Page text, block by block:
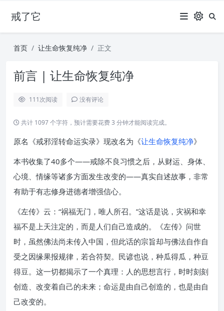
戒了它
首页 让生命恢复纯净 正文
前言 | 让生命恢复纯净
111次阅读 没有评论
共计 1097 个字符，预计需要花费 3 分钟才能阅读完成。
原名《戒邪淫转命运实录》现改名为《让生命恢复纯净》
本书收集了40多个——戒除不良习惯之后，从财运、身体、
心境、情缘等诸多方面发生改变的——真实自述故事，非常
有助于有志修身进德者增强信心。
《左传》云：“祸福无门，唯人所召。”这话是说，灾祸和幸
福不是上天注定的，而是人们自己造成的。《左传》问世
时，虽然佛法尚未传入中国，但此话的宗旨却与佛法自作自
受之因缘果报规律，若合符契。民谚也说，种瓜得瓜，种豆
得豆。这一切都揭示了一个真理：人的思想言行，时时刻刻
创造、改变着自己的未来；命运是由自己创造的，也是由自
己改变的。